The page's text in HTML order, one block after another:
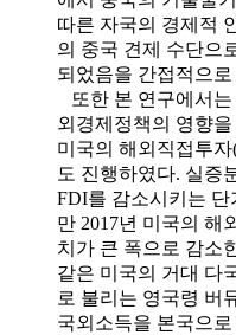
따른 자국의 경제적
의 중국 견제 수단으
되었음을 간접적으
또한 본 연구에서는
외경제정책의 영향을
미국의 해외직접투
도 진행하였다. 실증
FDI를 감소시키는
만 2017년 미국의 해
치가 큰 폭으로 감소
같은 미국의 거대 다
로 불리는 영국령 버
국외소득을 본국으